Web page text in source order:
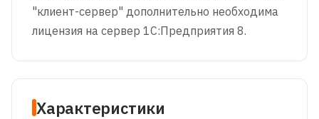
"клиент-сервер" дополнительно необходима
лицензия на сервер 1С:Предприятия 8.
Характеристики